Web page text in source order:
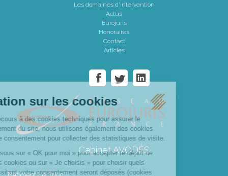
Les domaines d'intervention
Actus
Eurojuris
Honoraires
Contact
Articles
Cabinet AVODÈS